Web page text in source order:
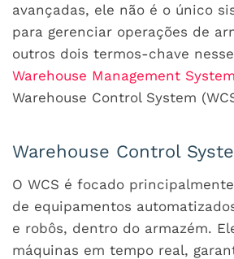
avançadas, ele não é o único
para gerenciar operações de
outros dois termos-chave
Warehouse Management
Warehouse Control System
Warehouse Control
O WCS é focado
de equipamentos
e robôs, dentro do armazém.
máquinas em tempo real,